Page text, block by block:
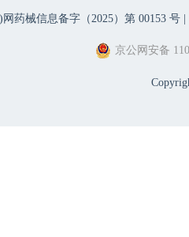
药械信息备字（2025）第 00153 号 |
京公网安备